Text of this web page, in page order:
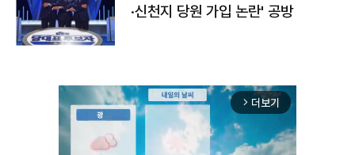
·신천지 당원 가입 논란' 공방
arrow_forward_ios 더보기